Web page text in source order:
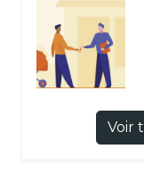
Voir